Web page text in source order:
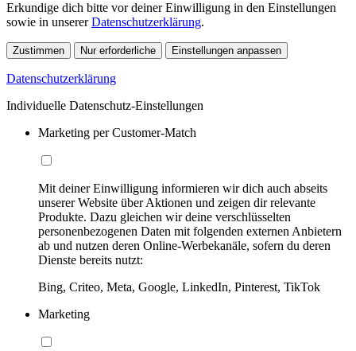
Erkundige dich bitte vor deiner Einwilligung in den Einstellungen
sowie in unsererDatenschutzerklärung.
Zustimmen Nur erforderliche Einstellungen anpassen
Datenschutzerklärung
Individuelle Datenschutz-Einstellungen
Marketing per Customer-Match
Mit deiner Einwilligung informieren wir dich auch abseits
unserer Website über Aktionen und zeigen dir relevante
Produkte. Dazu gleichen wir deine verschlüsselten
personenbezogenen Daten mit folgenden externen Anbietern
ab und nutzen deren Online-Werbekanäle, sofern du deren
Dienste bereits nutzt:
Bing, Criteo, Meta, Google, LinkedIn, Pinterest, TikTok
Marketing